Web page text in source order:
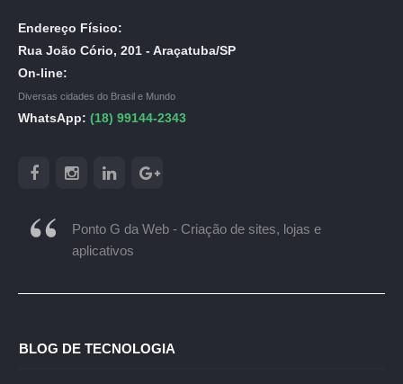
Endereço Físico:
Rua João Cório, 201 - Araçatuba/SP
On-line:
Diversas cidades do Brasil e Mundo
WhatsApp: (18) 99144-2343
Ponto G da Web - Criação de sites, lojas e
aplicativos
BLOG DE TECNOLOGIA